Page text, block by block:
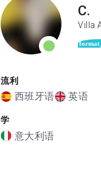
C.
Villa
流利
西班牙语 英语
学
意大利语